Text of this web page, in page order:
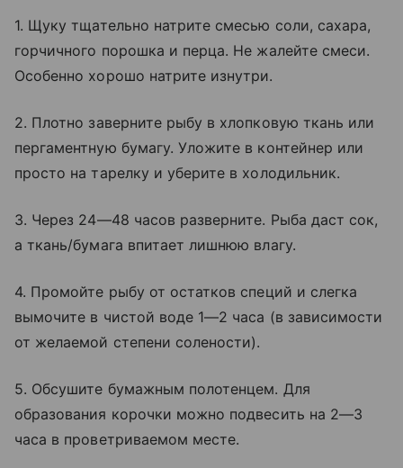
1. Щуку тщательно натрите смесью соли, сахара,
горчичного порошка и перца. Не жалейте смеси.
Особенно хорошо натрите изнутри.
2. Плотно заверните рыбу в хлопковую ткань или
пергаментную бумагу. Уложите в контейнер или
просто на тарелку и уберите в холодильник.
3. Через 24—48 часов разверните. Рыба даст сок,
а ткань/бумага впитает лишнюю влагу.
4. Промойте рыбу от остатков специй и слегка
вымочите в чистой воде 1—2 часа (в зависимости
от желаемой степени солености).
5. Обсушите бумажным полотенцем. Для
образования корочки можно подвесить на 2—3
часа в проветриваемом месте.